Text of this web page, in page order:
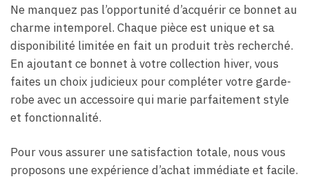
Ne manquez pas l’opportunité d’acquérir ce bonnet au
charme intemporel. Chaque pièce est unique et sa
disponibilité limitée en fait un produit très recherché.
En ajoutant ce bonnet à votre collection hiver, vous
faites un choix judicieux pour compléter votre garde-
robe avec un accessoire qui marie parfaitement style
et fonctionnalité.
Pour vous assurer une satisfaction totale, nous vous
proposons une expérience d’achat immédiate et facile.